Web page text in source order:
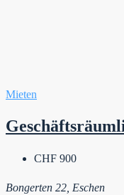
Mieten
CHF 900
Bongerten 22, Eschen